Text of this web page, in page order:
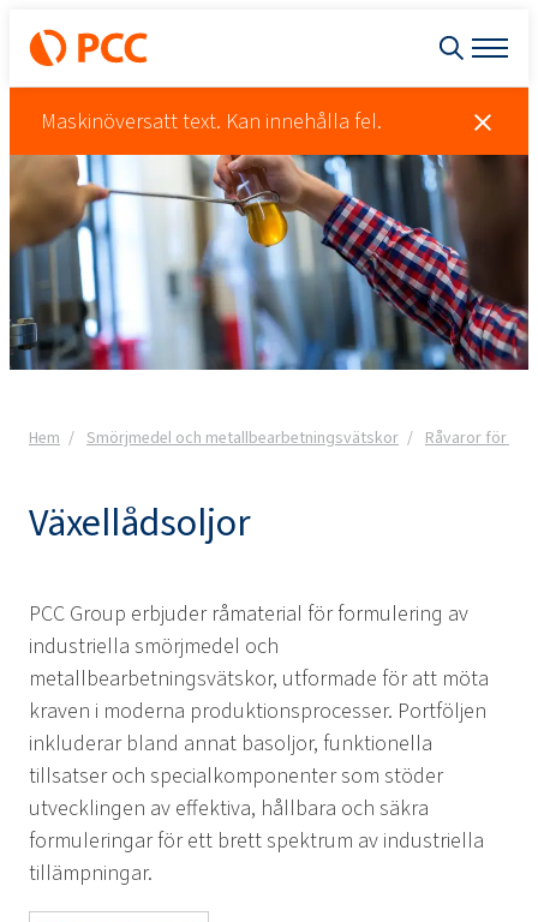
Maskinöversatt text. Kan innehålla fel.
Hem Smörjmedel och metallbearbetningsvätskor Råvaror för
Växellådsoljor
PCC Group erbjuder råmaterial för formulering av
industriella smörjmedel och
metallbearbetningsvätskor, utformade för att möta
kraven i moderna produktionsprocesser. Portföljen
inkluderar bland annat basoljor, funktionella
tillsatser och specialkomponenter som stöder
utvecklingen av effektiva, hållbara och säkra
formuleringar för ett brett spektrum av industriella
tillämpningar.